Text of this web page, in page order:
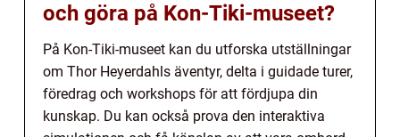
och göra på Kon-Tiki-museet?
På Kon-Tiki-museet kan du utforska utställningar
om Thor Heyerdahls äventyr, delta i guidade turer,
föredrag och workshops för att fördjupa din
kunskap. Du kan också prova den interaktiva